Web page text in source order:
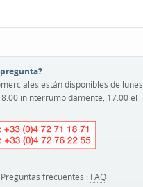
están disponibles de lunes
ininterrumpidamente, 17:00 el
frecuentes : FAQ